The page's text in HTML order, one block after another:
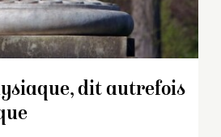
dit autrefois